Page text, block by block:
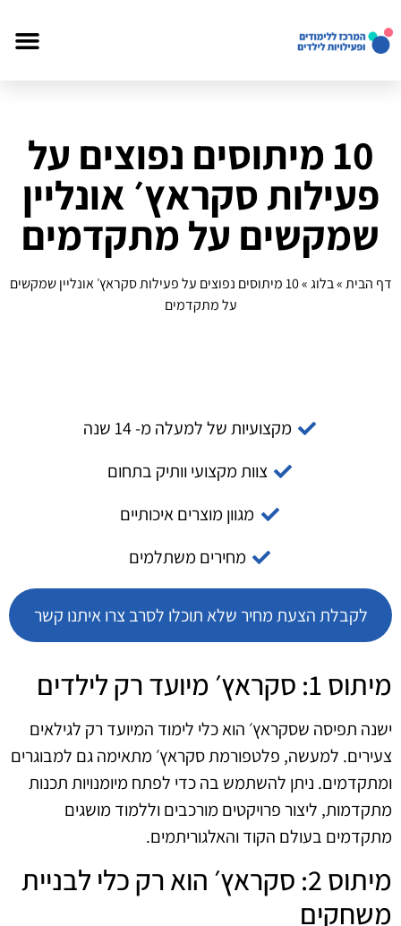
10 מיתוסים נפוצים על
פעילות סקראץ׳ אונליין
שמקשים על מתקדמים
דף הבית»בלוג»
10 מיתוסים נפוצים על פעילות סקראץ׳ אונליין שמקשים
על מתקדמים
מקצועיות של למעלה מ- 14 שנה
צוות מקצועי וותיק בתחום
מגוון מוצרים איכותיים
מחירים משתלמים
לקבלת הצעת מחיר שלא תוכלו לסרב צרו איתנו קשר
מיתוס 1: סקראץ׳ מיועד רק לילדים
ישנה תפיסה שסקראץ׳ הוא כלי לימוד המיועד רק לגילאים
צעירים. למעשה, פלטפורמת סקראץ׳ מתאימה גם למבוגרים
ומתקדמים. ניתן להשתמש בה כדי לפתח מיומנויות תכנות
מתקדמות, ליצור פרויקטים מורכבים וללמוד מושגים
מתקדמים בעולם הקוד והאלגוריתמים.
מיתוס 2: סקראץ׳ הוא רק כלי לבניית
משחקים